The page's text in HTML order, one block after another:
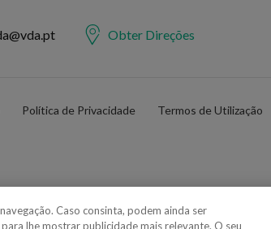
Obter Direções
Política de Privacidade Termos de Utilização
Caso consinta, podem ainda ser
lhe mostrar publicidade mais relevante. O seu